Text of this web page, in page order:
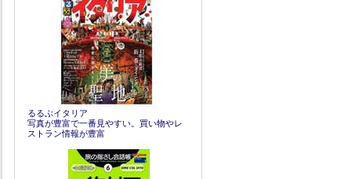
るるぶイタリア
写真が豊富で一番見やすい。買い物やレ
ストラン情報が豊富